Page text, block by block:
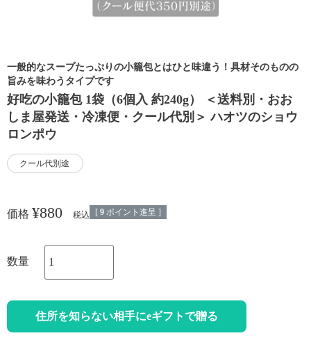
一般的なスープたっぷりの小籠包とはひと味違う！具材そのものの
旨みを味わうタイプです
好吃の小籠包 1袋（6個入 約240g） ＜送料別・おお
しま屋発送・冷凍便・クール代別＞ ハオツのショウ
ロンポウ
クール代別途
価格 ¥880 税込 [ 9 ポイント進呈 ]
住所を知らない相手にeギフトで贈る